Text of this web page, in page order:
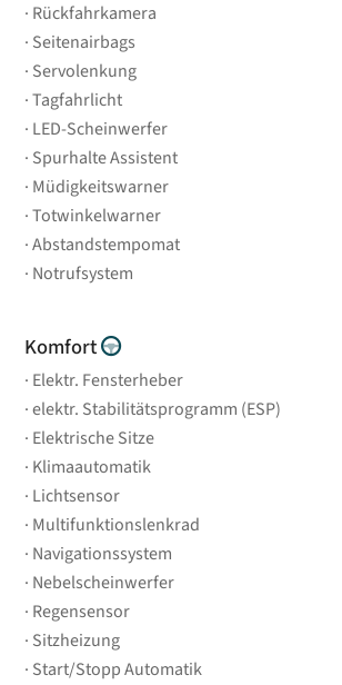
Rückfahrkamera
Seitenairbags
Servolenkung
Tagfahrlicht
LED-Scheinwerfer
Spurhalte Assistent
Müdigkeitswarner
Totwinkelwarner
Abstandstempomat
Notrufsystem
Komfort
Elektr. Fensterheber
elektr. Stabilitätsprogramm (ESP)
Elektrische Sitze
Klimaautomatik
Lichtsensor
Multifunktionslenkrad
Navigationssystem
Nebelscheinwerfer
Regensensor
Sitzheizung
Start/Stopp Automatik